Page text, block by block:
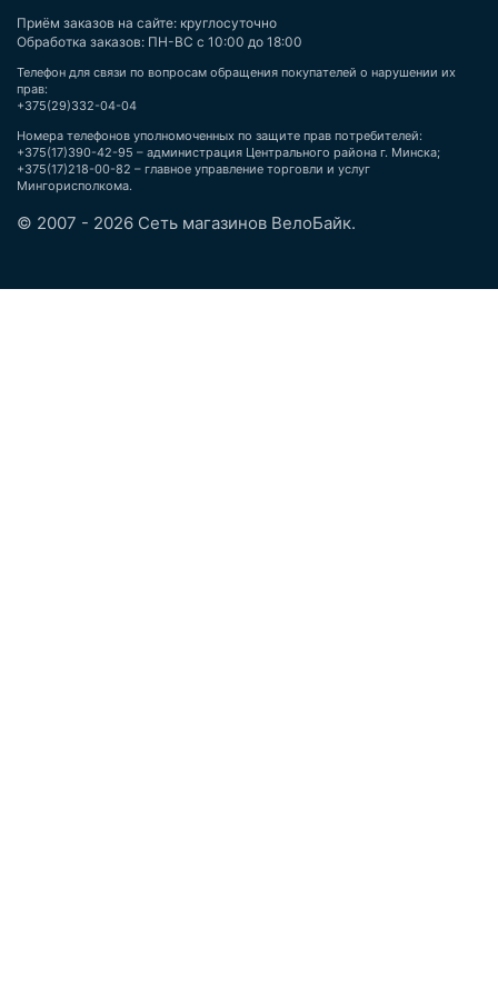
Приём заказов на сайте: круглосуточно
Обработка заказов: ПН-ВС с 10:00 до 18:00
Телефон для связи по вопросам обращения покупателей о нарушении их
прав:
+375(29)332-04-04
Номера телефонов уполномоченных по защите прав потребителей:
+375(17)390-42-95 – администрация Центрального района г. Минска;
+375(17)218-00-82 – главное управление торговли и услуг
Мингорисполкома.
© 2007 - 2026 Сеть магазинов ВелоБайк.